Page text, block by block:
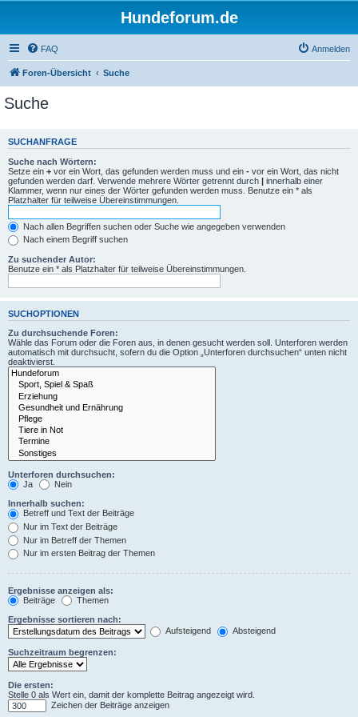
Hundeforum.de
FAQ Anmelden
Foren-Übersicht Suche
Suche
SUCHANFRAGE
Suche nach Wörtern:
Setze ein + vor ein Wort, das gefunden werden muss und ein - vor ein Wort, das nicht
gefunden werden darf. Verwende mehrere Wörter getrennt durch | innerhalb einer
Klammer, wenn nur eines der Wörter gefunden werden muss. Benutze ein * als
Platzhalter für teilweise Übereinstimmungen.
Nach allen Begriffen suchen oder Suche wie angegeben verwenden
Nach einem Begriff suchen
Zu suchender Autor:
Benutze ein * als Platzhalter für teilweise Übereinstimmungen.
SUCHOPTIONEN
Zu durchsuchende Foren:
Wähle das Forum oder die Foren aus, in denen gesucht werden soll. Unterforen werden
automatisch mit durchsucht, sofern du die Option „Unterforen durchsuchen“ unten nicht
deaktivierst.
Unterforen durchsuchen:
Ja
Nein
Innerhalb suchen:
Betreff und Text der Beiträge
Nur im Text der Beiträge
Nur im Betreff der Themen
Nur im ersten Beitrag der Themen
Ergebnisse anzeigen als:
Beiträge
Themen
Ergebnisse sortieren nach:
Aufsteigend
Absteigend
Suchzeitraum begrenzen:
Die ersten:
Stelle 0 als Wert ein, damit der komplette Beitrag angezeigt wird.
Zeichen der Beiträge anzeigen